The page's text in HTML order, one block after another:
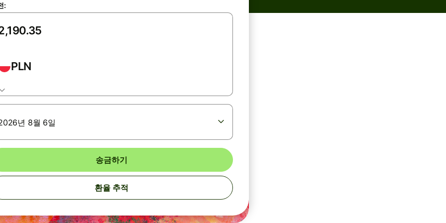
:
PLN
년 8월 6일
송금하기
환율 추적